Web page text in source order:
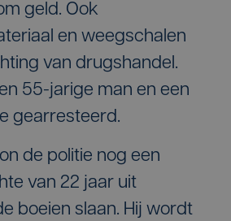
geld. Ook
en weegschalen
van drugshandel.
55-jarige man en een
gearresteerd.
de politie nog een
van 22 jaar uit
boeien slaan. Hij wordt